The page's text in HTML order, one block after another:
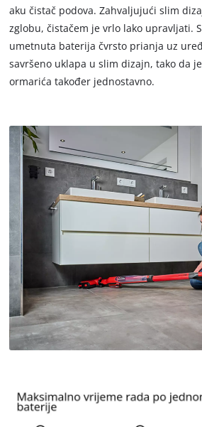
aku čistač podova. Zahvaljujući slim
zglobu, čistačem je vrlo lako upravljati.
umetnuta baterija čvrsto prianja uz
savršeno uklapa u slim dizajn, tako da
ormarića također jednostavno.